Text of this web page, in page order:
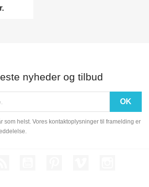
nyheder og tilbud
som helst. Vores kontaktoplysninger til framelding er